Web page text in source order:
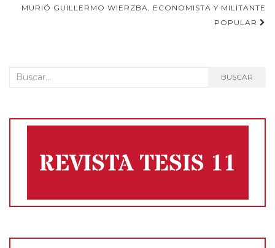
deMURIÓ GUILLERMO WIERZBA, ECONOMISTA Y MILITANTE
POPULAR
Buscar: BUSCAR